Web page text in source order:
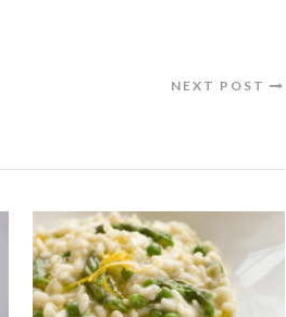
NEXT POST